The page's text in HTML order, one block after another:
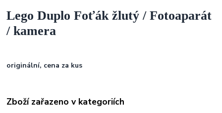
Lego Duplo Foťák žlutý / Fotoaparát
/ kamera
originální, cena za kus
Zboží zařazeno v kategoriích